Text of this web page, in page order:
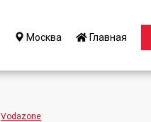
Москва Главная
Vodazone